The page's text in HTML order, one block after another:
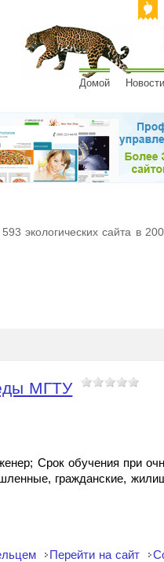
Домой Новости
экологических сайта в
МГТУ
Срок обучения при
гражданские,
Перейти на сайт